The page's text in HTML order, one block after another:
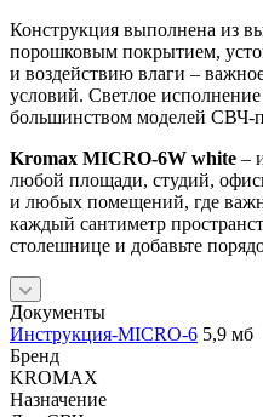
Конструкция выполнена из
порошковым покрытием,
и воздействию влаги –
условий. Светлое исполнение
большинством моделей СВЧ-
Kromax MICRO-6W white –
любой площади, студий,
и любых помещений, где
каждый сантиметр
столешнице и добавьте
Документы
Инструкция-MICRO-6 5,9 мб
Бренд
KROMAX
Назначение